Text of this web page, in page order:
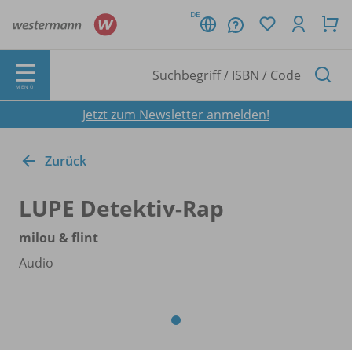
DE
MENÜ
Jetzt zum Newsletter anmelden!
Zurück
LUPE Detektiv-Rap
milou & flint
Audio